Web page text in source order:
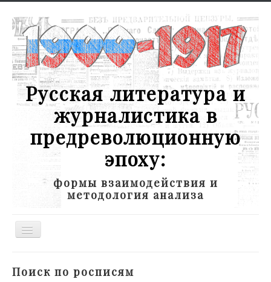
Русская литература и
журналистика в
предреволюционную
эпоху:
формы взаимодействия и
методология анализа
Toggle
Поиск по росписям